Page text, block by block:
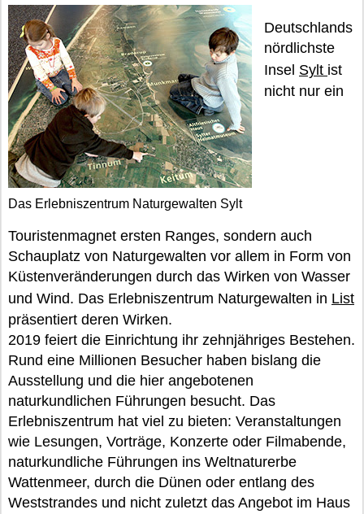
Das Erlebniszentrum Naturgewalten Sylt
Deutschlands
nördlichste
Insel Sylt ist
nicht nur ein
Touristenmagnet ersten Ranges, sondern auch
Schauplatz von Naturgewalten vor allem in Form von
Küstenveränderungen durch das Wirken von Wasser
und Wind. Das Erlebniszentrum Naturgewalten in List
präsentiert deren Wirken.
2019 feiert die Einrichtung ihr zehnjähriges Bestehen.
Rund eine Millionen Besucher haben bislang die
Ausstellung und die hier angebotenen
naturkundlichen Führungen besucht. Das
Erlebniszentrum hat viel zu bieten: Veranstaltungen
wie Lesungen, Vorträge, Konzerte oder Filmabende,
naturkundliche Führungen ins Weltnaturerbe
Wattenmeer, durch die Dünen oder entlang des
Weststrandes und nicht zuletzt das Angebot im Haus